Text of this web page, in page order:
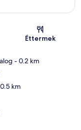
Éttermek
- 0.2 km
km